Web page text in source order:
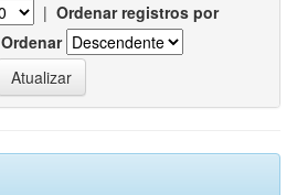
| Ordenar registros por
Ordenar